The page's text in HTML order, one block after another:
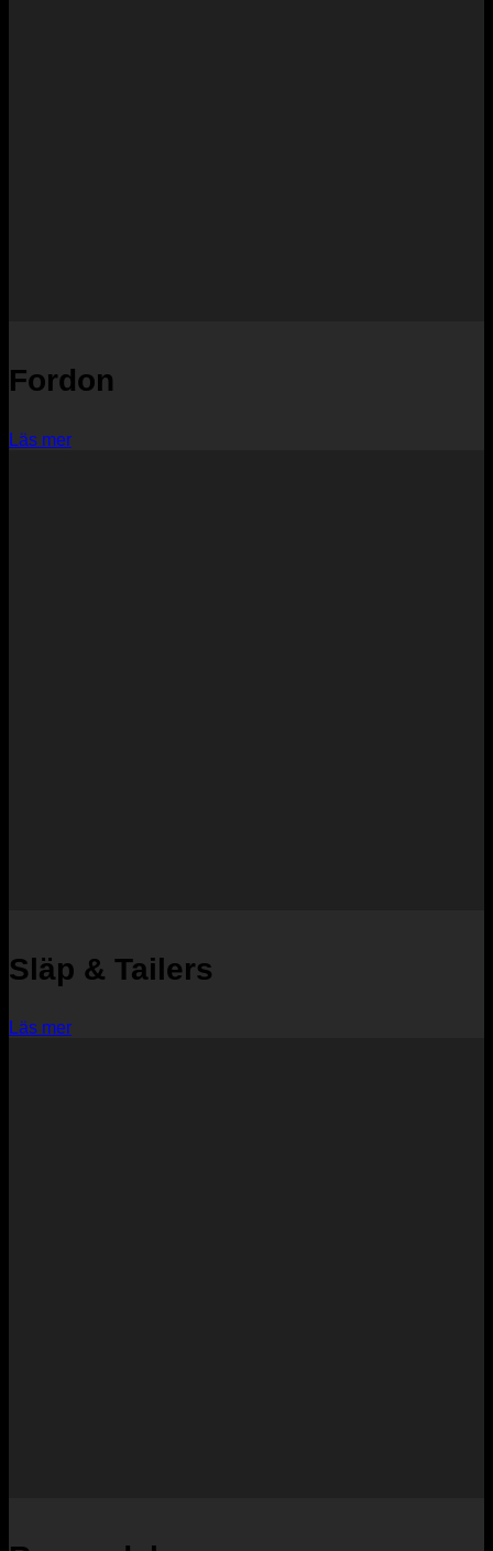
Fordon
Läs mer
Släp & Tailers
Läs mer